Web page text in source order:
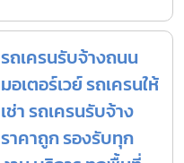
รถเครนรับจ้างถนน
มอเตอร์เวย์ รถเครนให้
เช่า รถเครนรับจ้าง
ราคาถูก รองรับทุก